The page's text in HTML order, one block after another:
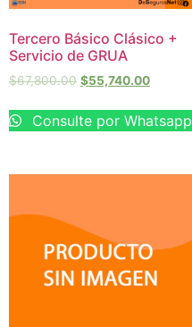
Tercero Básico Clásico +
Servicio de GRUA
$67,800.00 $55,740.00
Consulte por Whatsapp